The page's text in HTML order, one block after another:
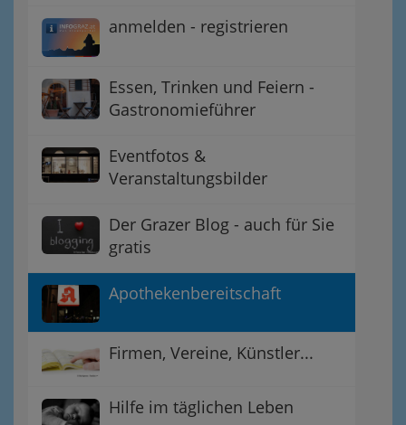
anmelden - registrieren
Essen, Trinken und Feiern -
Gastronomieführer
Eventfotos &
Veranstaltungsbilder
Der Grazer Blog - auch für Sie
gratis
Apothekenbereitschaft
Firmen, Vereine, Künstler...
Hilfe im täglichen Leben